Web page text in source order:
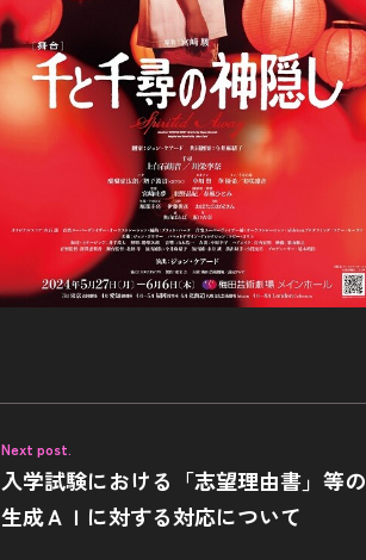
Next post.
入学試験における「志望理由書」等の
生成ＡＩに対する対応について